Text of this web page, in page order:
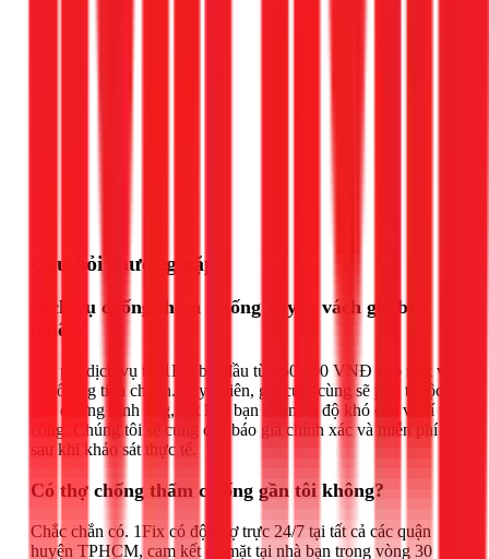
Câu hỏi thường gặp
Dịch vụ chống thấm cổ ống xuyên vách giá bao
nhiêu?
Chi phí dịch vụ tại 1Fix bắt đầu từ 350.000 VNĐ cho một vị
trí cổ ống tiêu chuẩn. Tuy nhiên, giá cuối cùng sẽ phụ thuộc
vào đường kính ống, vật liệu bạn chọn và độ khó của vị trí thi
công. Chúng tôi sẽ cung cấp báo giá chính xác và miễn phí
sau khi khảo sát thực tế.
Có thợ chống thấm cổ ống gần tôi không?
Chắc chắn có. 1Fix có đội thợ trực 24/7 tại tất cả các quận
huyện TPHCM, cam kết có mặt tại nhà bạn trong vòng 30